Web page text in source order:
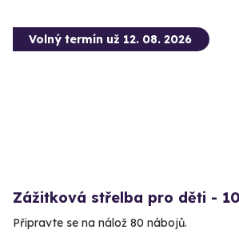
Volný termín už 12. 08. 2026
Zážitková střelba pro děti -
Připravte se na nálož 80 nábojů.